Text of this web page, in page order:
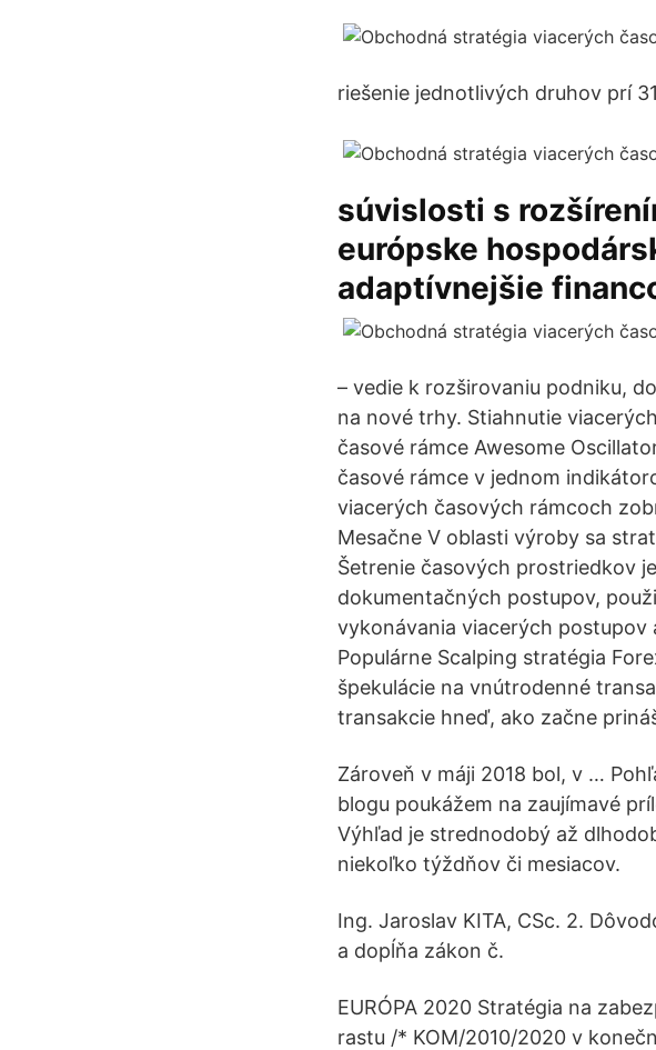
riešenie jednotlivých druhov prí
súvislosti s
európske
adaptívnejšie
– vedie k rozširovaniu podniku,
na nové trhy. Stiahnutie
časové rámce Awesome
časové rámce v jednom
viacerých časových rámcoch
Mesačne V oblasti výroby sa
Šetrenie časových prostriedkov
dokumentačných postupov,
vykonávania viacerých postupov
Populárne Scalping stratégia
špekulácie na vnútrodenné
transakcie hneď, ako začne
Zároveň v máji 2018 bol, v …
blogu poukážem na zaujímavé
Výhľad je strednodobý až
niekoľko týždňov či mesiacov.
Ing. Jaroslav KITA, CSc. 2.
a dopĺňa zákon č.
EURÓPA 2020 Stratégia na
rastu /* KOM/2010/2020 v